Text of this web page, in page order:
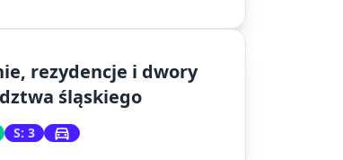
rezydencje i dwory
śląskiego
S: 3